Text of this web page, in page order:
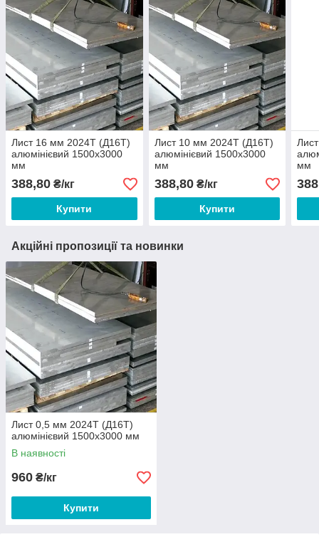
Лист 16 мм 2024Т (Д16Т)
алюмінієвий 1500х3000
мм
388,80 ₴/кг
Купити
Лист 10 мм 2024Т (Д16Т)
алюмінієвий 1500х3000
мм
388,80₴/кг
Купити
мм
Акційні пропозиції та новинки
Лист 0,5 мм 2024Т (Д16Т)
алюмінієвий 1500х3000 мм
В наявності
960 ₴/кг
Купити